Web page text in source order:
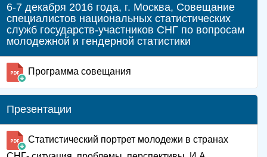
6-7 декабря 2016 года, г. Москва, Совещание
специалистов национальных статистических
служб государств-участников СНГ по вопросам
молодежной и гендерной статистики
Программа совещания
Презентации
Статистический портрет молодежи в странах